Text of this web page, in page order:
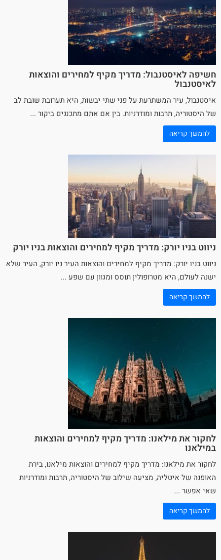
חשיפה לאיסטנבול: מדריך מקיף למחירים והוצאות
לאיסטנבול
איסטנבול, עיר המשתרעת על פני שתי יבשות, היא תערובת שובת לב
של היסטוריה, תרבות ומודרניות. בין אם אתם מתכננים ביקור ...
להמשך קריאה
ניווט בניו יורק: מדריך מקיף למחירים והוצאות בניו יורק
ניווט בניו יורק: מדריך מקיף למחירים והוצאות העירניו יורק, העיר שלא
ישנה לעולם, היא מטרופולין תוסס ומגוון עם שפע ...
להמשך קריאה
לחקור את מילאנו: מדריך מקיף למחירים והוצאות
במילאנו
לחקור את מילאנו: מדריך מקיף למחירים והוצאות מילאנו, בירת
האופנה שלאיטליה, מציעה שילוב של היסטוריה, תרבות ומודרניות
שאי אפשר ...
להמשך קריאה